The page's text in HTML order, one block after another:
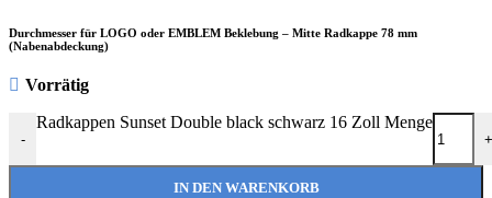
Durchmesser für LOGO oder EMBLEM Beklebung – Mitte Radkappe 78 mm
(Nabenabdeckung)
Vorrätig
-
Radkappen Sunset Double black schwarz 16 Zoll Menge
+
IN DEN WARENKORB